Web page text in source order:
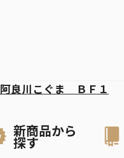
新商品から
探す
良川こぐま ＢＦ１